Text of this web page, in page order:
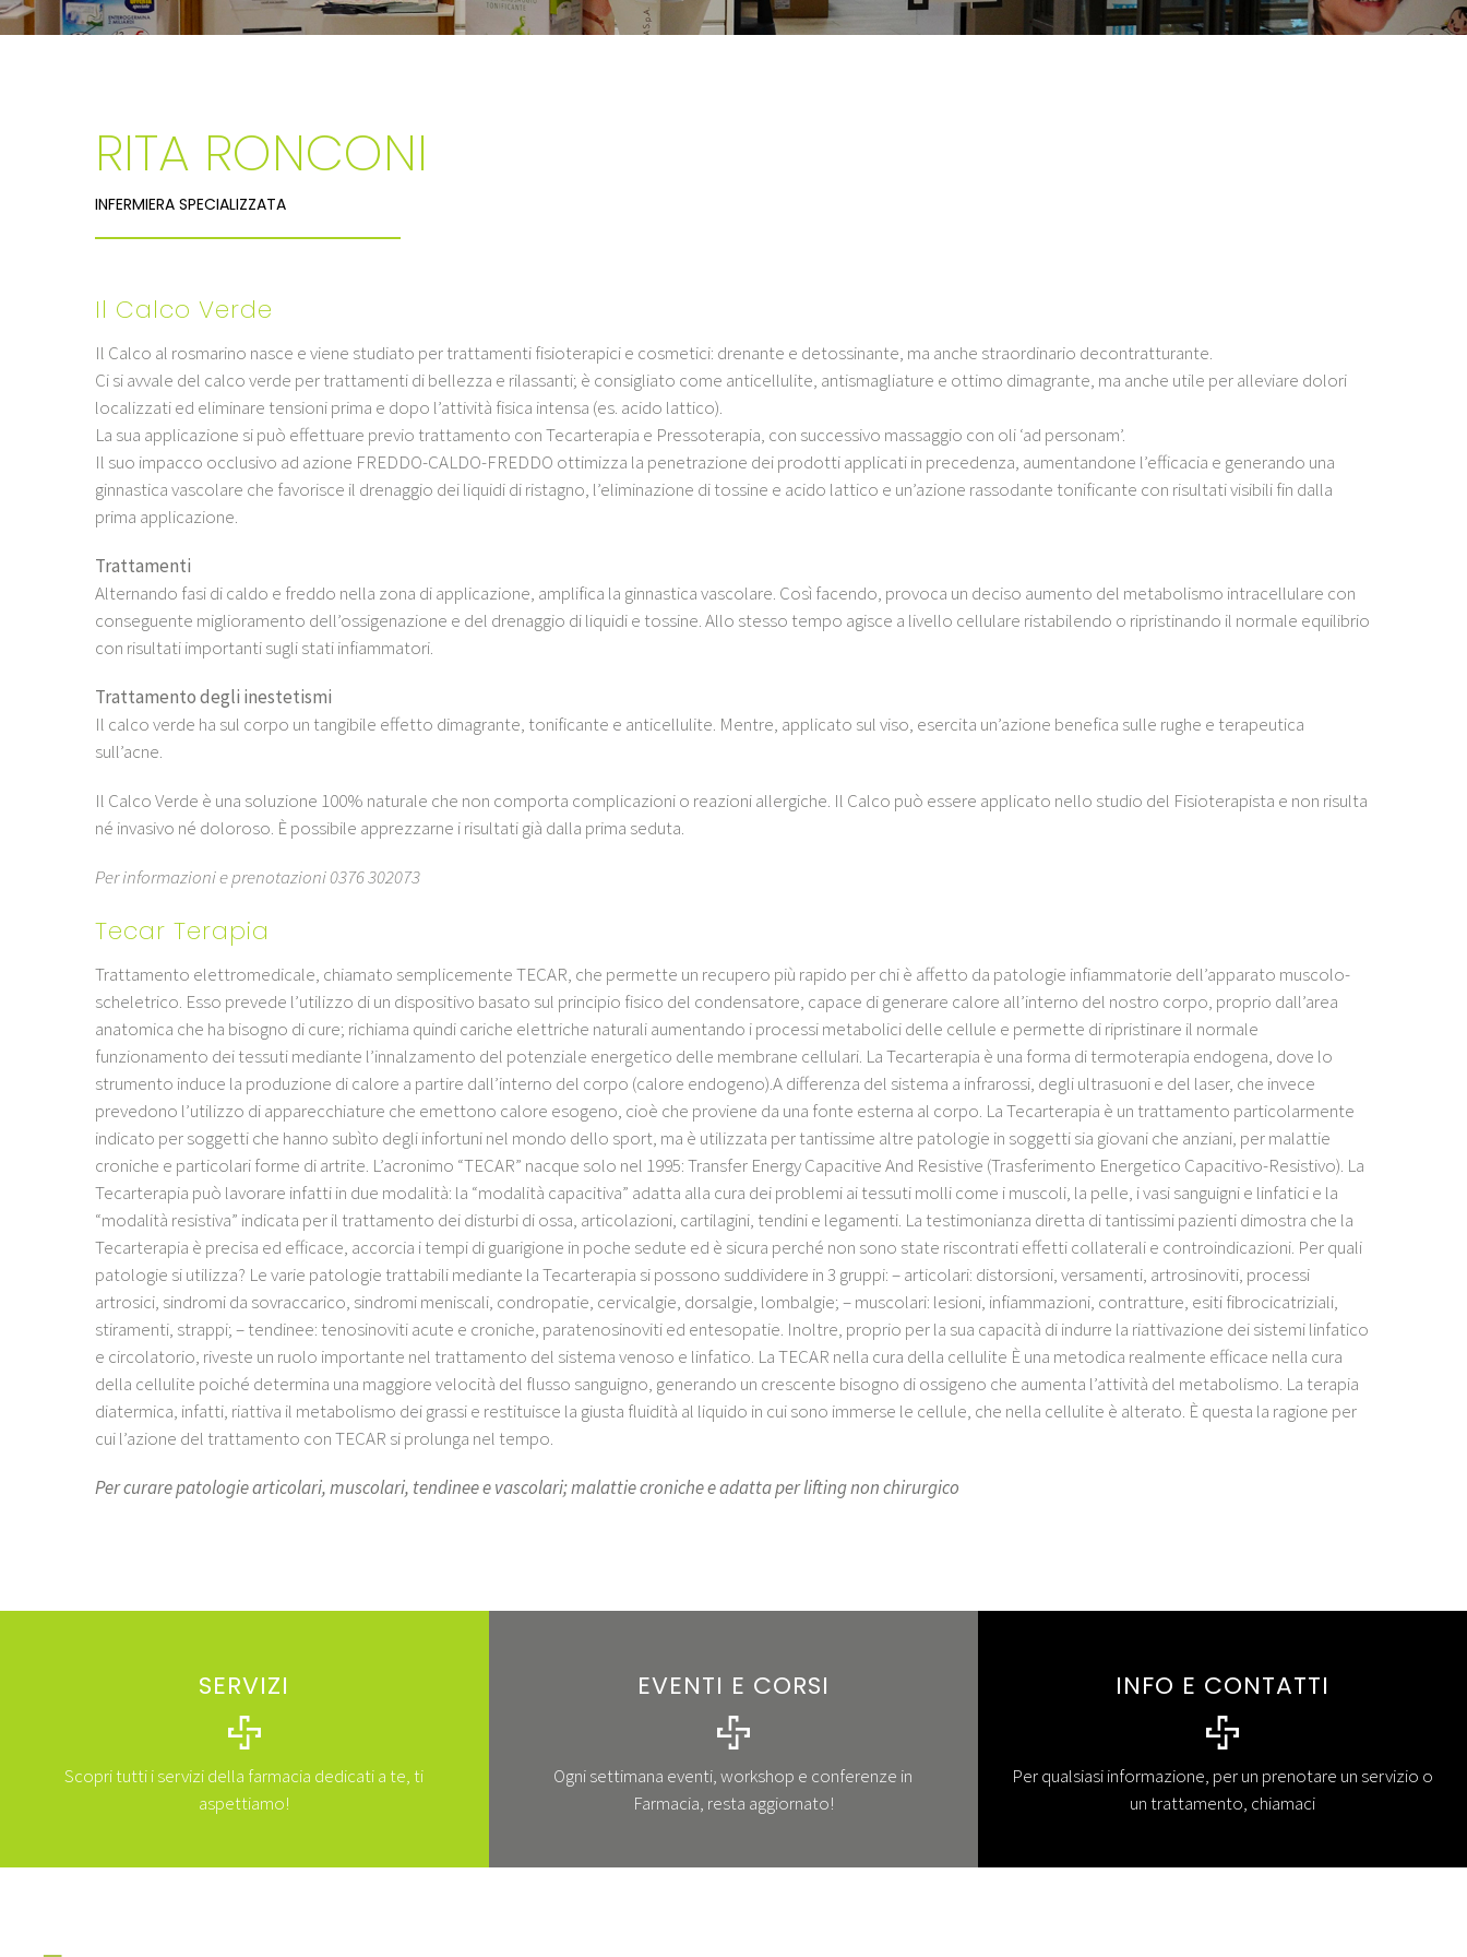
RITA RONCONI
INFERMIERA SPECIALIZZATA
Il Calco Verde
Il Calco al rosmarino nasce e viene studiato per trattamenti fisioterapici e cosmetici: drenante e detossinante, ma anche straordinario decontratturante.
Ci si avvale del calco verde per trattamenti di bellezza e rilassanti; è consigliato come anticellulite, antismagliature e ottimo dimagrante, ma anche utile per alleviare dolori
localizzati ed eliminare tensioni prima e dopo l’attività fisica intensa (es. acido lattico).
La sua applicazione si può effettuare previo trattamento con Tecarterapia e Pressoterapia, con successivo massaggio con oli ‘ad personam’.
Il suo impacco occlusivo ad azione FREDDO-CALDO-FREDDO ottimizza la penetrazione dei prodotti applicati in precedenza, aumentandone l’efficacia e generando una
ginnastica vascolare che favorisce il drenaggio dei liquidi di ristagno, l’eliminazione di tossine e acido lattico e un’azione rassodante tonificante con risultati visibili fin dalla
prima applicazione.
Trattamenti
Alternando fasi di caldo e freddo nella zona di applicazione, amplifica la ginnastica vascolare. Così facendo, provoca un deciso aumento del metabolismo intracellulare con
conseguente miglioramento dell’ossigenazione e del drenaggio di liquidi e tossine. Allo stesso tempo agisce a livello cellulare ristabilendo o ripristinando il normale equilibrio
con risultati importanti sugli stati infiammatori.
Trattamento degli inestetismi
Il calco verde ha sul corpo un tangibile effetto dimagrante, tonificante e anticellulite. Mentre, applicato sul viso, esercita un’azione benefica sulle rughe e terapeutica
sull’acne.
Il Calco Verde è una soluzione 100% naturale che non comporta complicazioni o reazioni allergiche. Il Calco può essere applicato nello studio del Fisioterapista e non risulta
né invasivo né doloroso. È possibile apprezzarne i risultati già dalla prima seduta.
Per informazioni e prenotazioni 0376 302073
Tecar Terapia
Trattamento elettromedicale, chiamato semplicemente TECAR, che permette un recupero più rapido per chi è affetto da patologie infiammatorie dell’apparato muscolo-
scheletrico. Esso prevede l’utilizzo di un dispositivo basato sul principio fisico del condensatore, capace di generare calore all’interno del nostro corpo, proprio dall’area
anatomica che ha bisogno di cure; richiama quindi cariche elettriche naturali aumentando i processi metabolici delle cellule e permette di ripristinare il normale
funzionamento dei tessuti mediante l’innalzamento del potenziale energetico delle membrane cellulari. La Tecarterapia è una forma di termoterapia endogena, dove lo
strumento induce la produzione di calore a partire dall’interno del corpo (calore endogeno).A differenza del sistema a infrarossi, degli ultrasuoni e del laser, che invece
prevedono l’utilizzo di apparecchiature che emettono calore esogeno, cioè che proviene da una fonte esterna al corpo. La Tecarterapia è un trattamento particolarmente
indicato per soggetti che hanno subìto degli infortuni nel mondo dello sport, ma è utilizzata per tantissime altre patologie in soggetti sia giovani che anziani, per malattie
croniche e particolari forme di artrite. L’acronimo “TECAR” nacque solo nel 1995: Transfer Energy Capacitive And Resistive (Trasferimento Energetico Capacitivo-Resistivo). La
Tecarterapia può lavorare infatti in due modalità: la “modalità capacitiva” adatta alla cura dei problemi ai tessuti molli come i muscoli, la pelle, i vasi sanguigni e linfatici e la
“modalità resistiva” indicata per il trattamento dei disturbi di ossa, articolazioni, cartilagini, tendini e legamenti. La testimonianza diretta di tantissimi pazienti dimostra che la
Tecarterapia è precisa ed efficace, accorcia i tempi di guarigione in poche sedute ed è sicura perché non sono state riscontrati effetti collaterali e controindicazioni. Per quali
patologie si utilizza? Le varie patologie trattabili mediante la Tecarterapia si possono suddividere in 3 gruppi: – articolari: distorsioni, versamenti, artrosinoviti, processi
artrosici, sindromi da sovraccarico, sindromi meniscali, condropatie, cervicalgie, dorsalgie, lombalgie; – muscolari: lesioni, infiammazioni, contratture, esiti fibrocicatriziali,
stiramenti, strappi; – tendinee: tenosinoviti acute e croniche, paratenosinoviti ed entesopatie. Inoltre, proprio per la sua capacità di indurre la riattivazione dei sistemi linfatico
e circolatorio, riveste un ruolo importante nel trattamento del sistema venoso e linfatico. La TECAR nella cura della cellulite È una metodica realmente efficace nella cura
della cellulite poiché determina una maggiore velocità del flusso sanguigno, generando un crescente bisogno di ossigeno che aumenta l’attività del metabolismo. La terapia
diatermica, infatti, riattiva il metabolismo dei grassi e restituisce la giusta fluidità al liquido in cui sono immerse le cellule, che nella cellulite è alterato. È questa la ragione per
cui l’azione del trattamento con TECAR si prolunga nel tempo.
Per curare patologie articolari, muscolari, tendinee e vascolari; malattie croniche e adatta per lifting non chirurgico
SERVIZI
Scopri tutti i servizi della farmacia dedicati a te, ti
aspettiamo!
EVENTI E CORSI
Ogni settimana eventi, workshop e conferenze in
Farmacia, resta aggiornato!
INFO E CONTATTI
Per qualsiasi informazione, per un prenotare un servizio o
un trattamento, chiamaci